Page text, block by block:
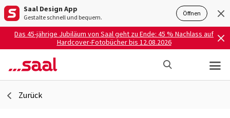
Saal Design App
Gestalte schnell und bequem. Öffnen
Das 45-jährige Jubiläum von Saal geht zu Ende: 45 % Nachlass auf
Hardcover-Fotobücher bis 12.08.2026
Zurück